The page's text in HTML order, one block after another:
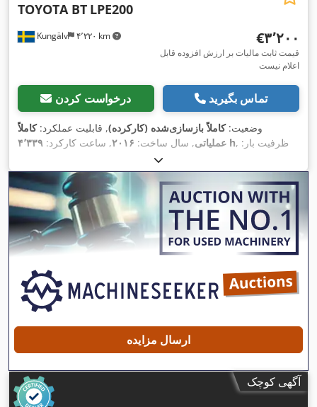
Kungälv ۴٬۲۲۰ km
TOYOTA BT LPE200
‎€۳٬۲۰۰
قیمت ثابت مالیات بر ارزش افزوده قابل
اعلام نیست
درخواست کردن تماس بگیرید
وضعیت:کاملاً بازسازی‌شده (کارکرده), قابلیت عملکرد:کاملاً
عملیاتی, سال ساخت: ۲۰۱۶, ساعت کارکرد: ۴٬۳۳۹ h , ظرفیت بار:
, ارتفاع بالابری:
تولیدکننده باتری:Exide , ظرفیت باتری:۴۰۰ آه , ولتاژ باتری: ۲۴ V,
طول شاخک‌ها:
, ارتفاع کل:۱٬۲۰۰ میلی‌متر
, طول
کل: ۱٬۹۰۰ میلی‌متر , عرض کل: , تجهیزات:چنگال پالت
ارسال مزایده
آگهی کوچک